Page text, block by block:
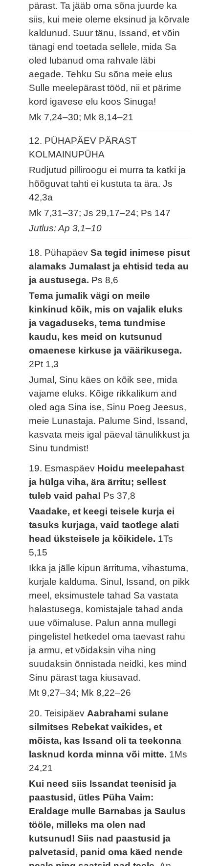
pärast. Ta jääb oma sõna juurde ka
siis, kui meie oleme eksinud ja kõrvale
kaldunud. Suur tänu, Issand, et võin
tänagi end toetada sellele, mida Sa
oled lubanud oma rahvale läbi
aegade. Tehku Su sõna meie elus
Sulle meelepärast tööd, nii et pärime
kord igavese elu koos Sinuga!
Mk 7,24–30; Mk 8,14–21
12. PÜHAPÄEV PÄRAST
KOLMAINUPÜHA
Rudjutud pilliroogu ei murra ta katki ja
hõõguvat tahti ei kustuta ta ära.Js
42,3a
Mk 7,31–37; Js 29,17–24; Ps 147
Jutlus: Ap 3,1–10
18. PühapäevSa tegid inimese pisut
alamaks Jumalast ja ehtisid teda au
ja austusega. Ps 8,6
Tema jumalik vägi on meile
kinkinud kõik, mis on vajalik eluks
ja vagaduseks, tema tundmise
kaudu, kes meid on kutsunud
omaenese kirkuse ja väärikusega.
2Pt 1,3
Jumal, Sinu käes on kõik see, mida
vajame eluks. Kõige rikkalikum and
oled aga Sina ise, Sinu Poeg Jeesus,
meie Lunastaja. Palume Sind, Issand,
kasvata meis igal päeval tänulikkust ja
Sinu tundmist!
19. Esmaspäev Hoidu meelepahast
ja hülga viha, ära ärritu; sellest
tuleb vaid paha! Ps 37,8
Vaadake, et keegi teisele kurja ei
tasuks kurjaga, vaid taotlege alati
head üksteisele ja kõikidele. 1Ts
5,15
Ikka ja jälle kipun ärrituma, vihastuma,
kurjale kalduma. Sinul, Issand, on pikk
meel, eksimustele tahad Sa vastata
halastusega, komistajale tahad anda
uue võimaluse. Palun anna mullegi
pingelistel hetkedel oma taevast rahu
ja armu, et võidaksin viha ning
suudaksin õnnistada neidki, kes mind
Sinu pärast taga kiusavad.
Mt 9,27–34; Mk 8,22–26
20. Teisipäev Aabrahami sulane
silmitses Rebekat vaikides, et
mõista, kas Issand oli ta teekonna
lasknud korda minna või mitte. 1Ms
24,21
Kui need siis Issandat teenisid ja
paastusid, ütles Püha Vaim:
Eraldage mulle Barnabas ja Saulus
tööle, milleks ma olen nad
kutsunud! Siis nad paastusid ja
palvetasid, panid oma käed nende